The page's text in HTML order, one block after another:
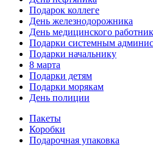
Подарок коллеге
День железнодорожника
День медицинского
Подарки системным
Подарки начальнику
8 марта
Подарки детям
Подарки морякам
День полиции
Пакеты
Коробки
Подарочная упаковка